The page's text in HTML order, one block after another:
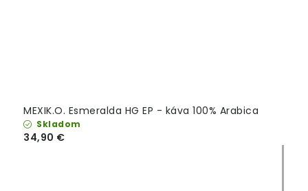
MEXIK.O. Esmeralda HG EP - káva 100% Arabica
Skladom
34,90 €